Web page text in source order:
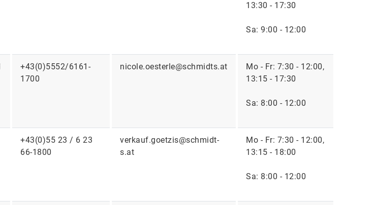
13:30 - 17:30
Sa: 9:00 - 12:00
+43(0)5552/6161-
1700
nicole.oesterle@schmidts.at
Mo - Fr: 7:30 - 12:00,
13:15 - 17:30
Sa: 8:00 - 12:00
+43(0)55 23 / 6 23
66-1800
verkauf.goetzis@schmidt-
s.at
Mo - Fr: 7:30 - 12:00,
13:15 - 18:00
Sa: 8:00 - 12:00